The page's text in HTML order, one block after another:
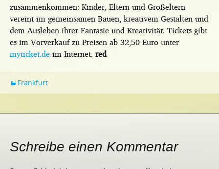
zusammenkommen: Kinder, Eltern und Großeltern
vereint im gemeinsamen Bauen, kreativem Gestalten und
dem Ausleben ihrer Fantasie und Kreativität. Tickets gibt
es im Vorverkauf zu Preisen ab 32,50 Euro unter
myticket.deim Internet. red
Frankfurt
Schreibe einen Kommentar